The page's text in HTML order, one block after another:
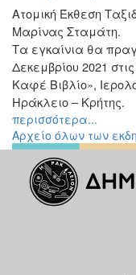
Ατομική Έκθεση
Μαρίνας Σταμάτη.
Τα εγκαίνια θα
Δεκεμβρίου 2021
Καφέ Βιβλίο»,
Ηράκλειο – Κρήτης.
περισσότερα...
Αρχείο όλων των